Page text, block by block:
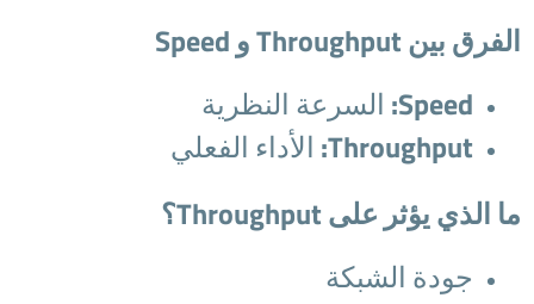
الفرق بين Throughput و Speed
Speed: السرعة النظرية
Throughput: الأداء الفعلي
ما الذي يؤثر على Throughput؟
جودة الشبكة